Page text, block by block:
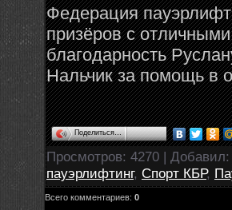
Федерация
призёров с
благодарность
Нальчик за помощь в
Поделиться…
Просмотров: 4270 | Добавил
пауэрлифтинг, Спорт КБР,
Всего комментариев: 0